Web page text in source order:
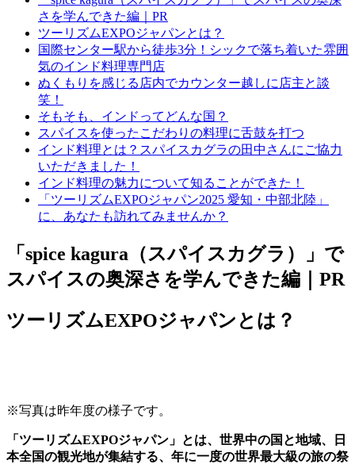
さを学んできた編｜PR
ツーリズムEXPOジャパンとは？
国際センター駅から徒歩3分！シックで落ち着いた雰囲
気のインド料理専門店
ぬくもりを感じる店内でカウンター越しに店主と談
笑！
そもそも、インドってどんな国？
スパイスを使ったこだわりの料理に舌鼓を打つ
インド料理とは？スパイスカグラの田中さんにご協力
いただきました！
インド料理の魅力について知ることができた！
「ツーリズムEXPOジャパン2025 愛知・中部北陸」
に、あなたも訪れてみませんか？
「spice kagura（スパイスカグラ）」で
スパイスの奥深さを学んできた編｜PR
ツーリズムEXPOジャパンとは？
※写真は昨年度の様子です。
「ツーリズムEXPOジャパン」とは、世界中の国と地域、日
本全国の観光地が集結する、年に一度の世界最大級の旅の祭